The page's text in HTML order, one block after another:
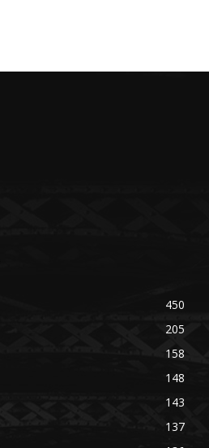
450
205
158
148
143
137